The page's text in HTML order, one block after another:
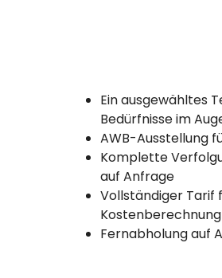
Ein ausgewähltes
Bedürfnisse im
AWB-Ausstellung
Komplette
auf Anfrage
Vollständiger Tarif
Fernabholung auf